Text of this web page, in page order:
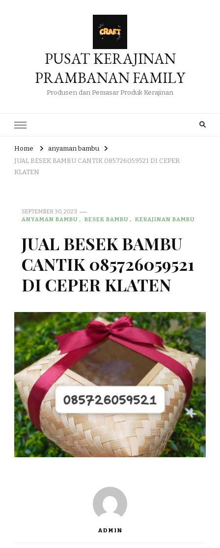
PUSAT KERAJINAN
PRAMBANAN FAMILY
Produsen dan Pemasar Produk Kerajinan
Home
anyaman bambu
JUAL BESEK BAMBU CANTIK 085726059521 DI CEPER
KLATEN
SEPTEMBER 30, 2023
ANYAMAN BAMBU
BESEK BAMBU KERAJINAN BAMBU
JUAL BESEK BAMBU
CANTIK 085726059521
DI CEPER KLATEN
ADMIN